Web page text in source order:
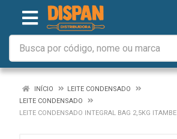
INÍCIO
LEITE CONDENSADO
LEITE CONDENSADO
LEITE CONDENSADO INTEGRAL BAG 2,5KG ITAMBE